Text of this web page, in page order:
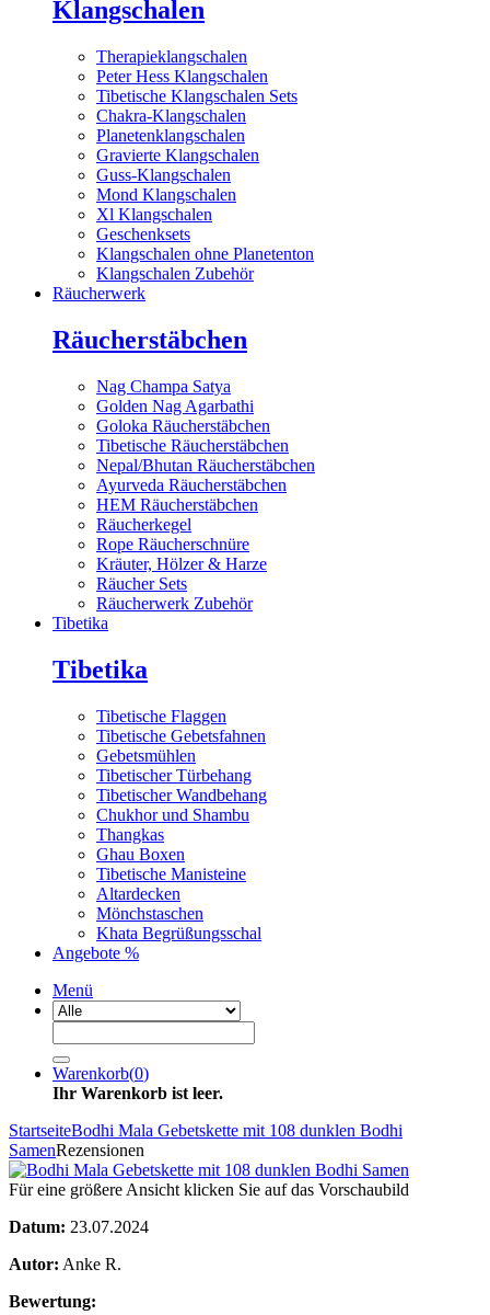
Klangschalen
Therapieklangschalen
Peter Hess Klangschalen
Tibetische Klangschalen Sets
Chakra-Klangschalen
Planetenklangschalen
Gravierte Klangschalen
Guss-Klangschalen
Mond Klangschalen
Xl Klangschalen
Geschenksets
Klangschalen ohne Planetenton
Klangschalen Zubehör
Räucherwerk
Räucherstäbchen
Nag Champa Satya
Golden Nag Agarbathi
Goloka Räucherstäbchen
Tibetische Räucherstäbchen
Nepal/Bhutan Räucherstäbchen
Ayurveda Räucherstäbchen
HEM Räucherstäbchen
Räucherkegel
Rope Räucherschnüre
Kräuter, Hölzer & Harze
Räucher Sets
Räucherwerk Zubehör
Tibetika
Tibetika
Tibetische Flaggen
Tibetische Gebetsfahnen
Gebetsmühlen
Tibetischer Türbehang
Tibetischer Wandbehang
Chukhor und Shambu
Thangkas
Ghau Boxen
Tibetische Manisteine
Altardecken
Mönchstaschen
Khata Begrüßungsschal
Angebote %
Menü
Warenkorb(0)
Ihr Warenkorb ist leer.
StartseiteBodhi Mala Gebetskette mit 108 dunklen Bodhi
SamenRezensionen
Für eine größere Ansicht klicken Sie auf das Vorschaubild
Datum: 23.07.2024
Autor: Anke R.
Bewertung: